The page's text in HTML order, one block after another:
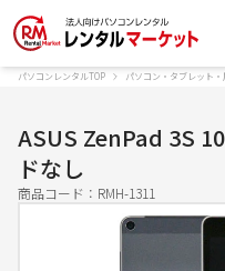
商品カテゴリー
ノートパソコン
デスクトップPC
050-3135-2199
受付時間 9：00〜17
Webでのお問い合わせ
パソコンレンタルTOP パソコン・タブレット
ASUS ZenPad 3S
ドなし
商品コード： RMH-1311